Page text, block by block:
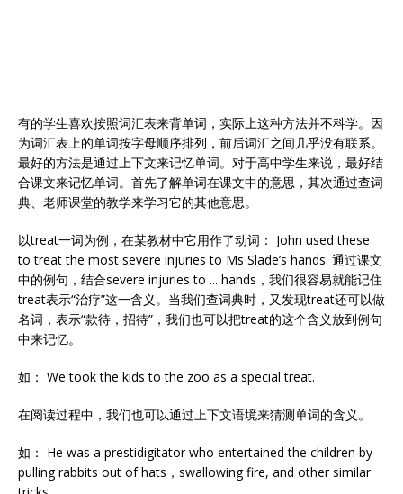
有的学生喜欢按照词汇表来背单词，实际上这种方法并不科学。因
为词汇表上的单词按字母顺序排列，前后词汇之间几乎没有联系。
最好的方法是通过上下文来记忆单词。对于高中学生来说，最好结
合课文来记忆单词。首先了解单词在课文中的意思，其次通过查词
典、老师课堂的教学来学习它的其他意思。
以treat一词为例，在某教材中它用作了动词： John used these
to treat the most severe injuries to Ms Slade’s hands. 通过课文
中的例句，结合severe injuries to ... hands，我们很容易就能记住
treat表示“治疗”这一含义。当我们查词典时，又发现treat还可以做
名词，表示“款待，招待”，我们也可以把treat的这个含义放到例句
中来记忆。
如： We took the kids to the zoo as a special treat.
在阅读过程中，我们也可以通过上下文语境来猜测单词的含义。
如： He was a prestidigitator who entertained the children by
pulling rabbits out of hats，swallowing fire, and other similar